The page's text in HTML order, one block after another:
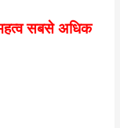
सबसे अधिक